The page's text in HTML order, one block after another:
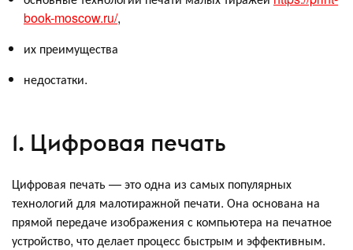
book-moscow.ru/,
их преимущества
недостатки.
1. Цифровая печать
Цифровая печать — это одна из самых популярных
технологий для малотиражной печати. Она основана на
прямой передаче изображения с компьютера на печатное
устройство, что делает процесс быстрым и эффективным.